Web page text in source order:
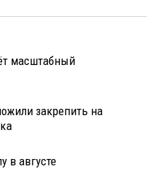
масштабный
закрепить на
в августе